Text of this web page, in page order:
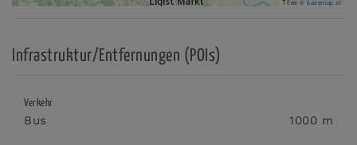
Tiles © basemap.at
Infrastruktur/Entfernungen (POIs)
Verkehr
Bus 1000 m